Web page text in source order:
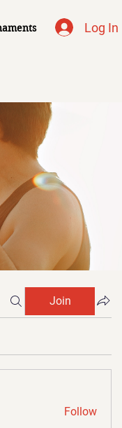
Log In
Join
Follow